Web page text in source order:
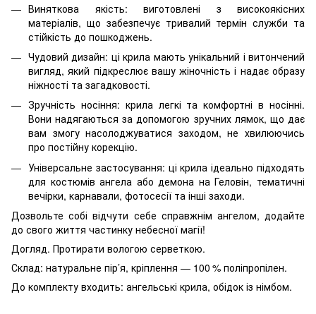
Виняткова якість: виготовлені з високоякісних
матеріалів, що забезпечує тривалий термін служби та
стійкість до пошкоджень.
Чудовий дизайн: ці крила мають унікальний і витончений
вигляд, який підкреслює вашу жіночність і надає образу
ніжності та загадковості.
Зручність носіння: крила легкі та комфортні в носінні.
Вони надягаються за допомогою зручних лямок, що дає
вам змогу насолоджуватися заходом, не хвилюючись
про постійну корекцію.
Універсальне застосування: ці крила ідеально підходять
для костюмів ангела або демона на Геловін, тематичні
вечірки, карнавали, фотосесії та інші заходи.
Дозвольте собі відчути себе справжнім ангелом, додайте
до свого життя частинку небесної магії!
Догляд. Протирати вологою серветкою.
Склад: натуральне пір’я, кріплення — 100 % поліпропілен.
До комплекту входить: ангельські крила, обідок із німбом.